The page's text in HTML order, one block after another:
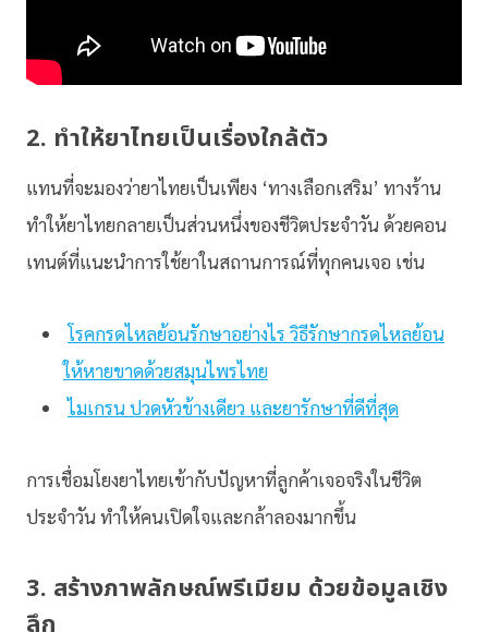
2. ทำให้ยาไทยเป็นเรื่องใกล้ตัว
แทนที่จะมองว่ายาไทยเป็นเพียง ‘ทางเลือกเสริม’ ทางร้าน
ทำให้ยาไทยกลายเป็นส่วนหนึ่งของชีวิตประจำวัน ด้วยคอน
เทนต์ที่แนะนำการใช้ยาในสถานการณ์ที่ทุกคนเจอ เช่น
โรคกรดไหลย้อนรักษาอย่างไร วิธีรักษากรดไหลย้อน
ให้หายขาดด้วยสมุนไพรไทย
ไมเกรน ปวดหัวข้างเดียว และยารักษาที่ดีที่สุด
การเชื่อมโยงยาไทยเข้ากับปัญหาที่ลูกค้าเจอจริงในชีวิต
ประจำวัน ทำให้คนเปิดใจและกล้าลองมากขึ้น
3. สร้างภาพลักษณ์พรีเมียม ด้วยข้อมูลเชิง